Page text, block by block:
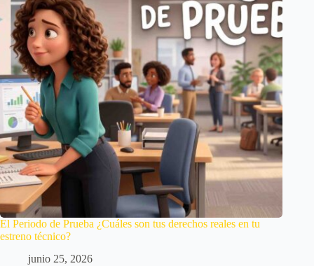
El Periodo de Prueba ¿Cuáles son tus derechos reales en tu
estreno técnico?
junio 25, 2026